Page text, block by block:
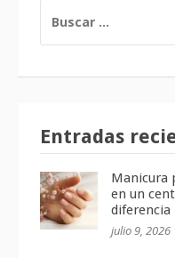
Entradas
Manicura
en un
diferencia
julio 9, 2026